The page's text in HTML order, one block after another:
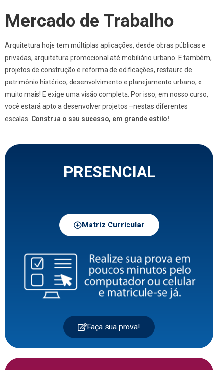
Mercado de Trabalho
Arquitetura hoje tem múltiplas aplicações, desde obras públicas e
privadas, arquitetura promocional até mobiliário urbano. E também,
projetos de construção e reforma de edificações, restauro de
patrimônio histórico, desenvolvimento e planejamento urbano, e
muito mais! E exige uma visão completa. Por isso, em nosso curso,
você estará apto a desenvolver projetos –nestas diferentes
escalas. Construa o seu sucesso, em grande estilo!
PRESENCIAL
Matriz Curricular
Faça sua prova!